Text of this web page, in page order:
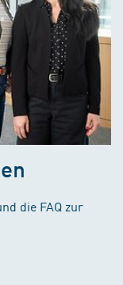
die FAQ zur